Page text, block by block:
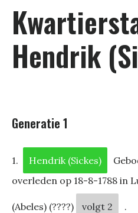
Hendrik
Generatie 1
1. Hendrik (Sickes)
overleden op 18-8-1788 in
(Abeles) (????) volgt 2 .